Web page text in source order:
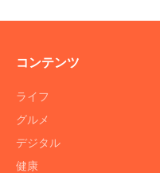
コンテンツ
ライフ
グルメ
デジタル
健康